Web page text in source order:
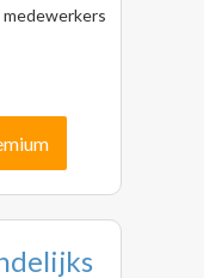
medewerkers